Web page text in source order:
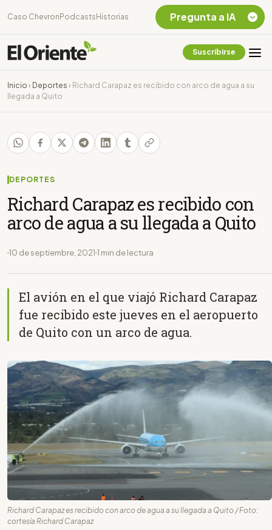
Caso Chevron Podcasts Historias
Suscribirse
Inicio › Deportes › Richard Carapaz es recibido con arco de agua a su
llegada a Quito
DEPORTES
Richard Carapaz es recibido con
arco de agua a su llegada a Quito
10 de septiembre, 2021 1 min de lectura
El avión en el que viajó Richard Carapaz
fue recibido este jueves en el aeropuerto
de Quito con un arco de agua.
Richard Carapaz es recibido con arco de agua a su llegada a Quito / Foto:
cortesía Richard Carapaz
Pregunta a IA
Chevron Ecuador